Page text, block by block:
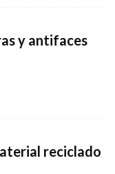
y antifaces
reciclado